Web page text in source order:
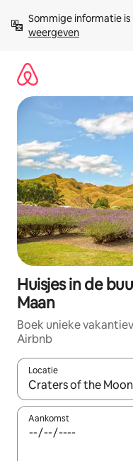
direct
naar
Sommige informatie
weergeven
Huisjes in de
Maan
Boek unieke
Airbnb
Locatie
Wanneer er
Aankomst